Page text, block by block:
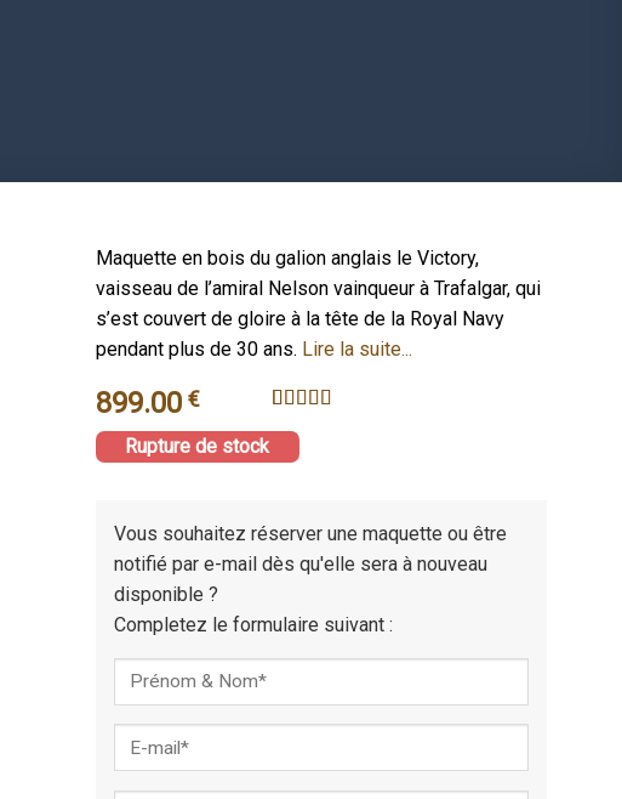
Maquette en bois du galion anglais le Victory,
vaisseau de l’amiral Nelson vainqueur à Trafalgar, qui
s’est couvert de gloire à la tête de la Royal Navy
pendant plus de 30 ans. Lire la suite...
899.00 €
Noté
2
notations
Rupture de stock
Vous souhaitez réserver une maquette ou être
notifié par e-mail dès qu'elle sera à nouveau
disponible ?
Completez le formulaire suivant :